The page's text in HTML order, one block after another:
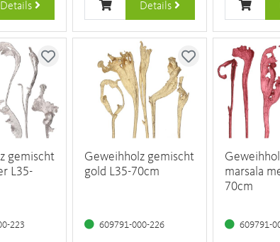
Details Details
gemischt
L35-
223
Geweihholz gemischt
gold L35-70cm
609791-000-226
marsala
70cm
609791-